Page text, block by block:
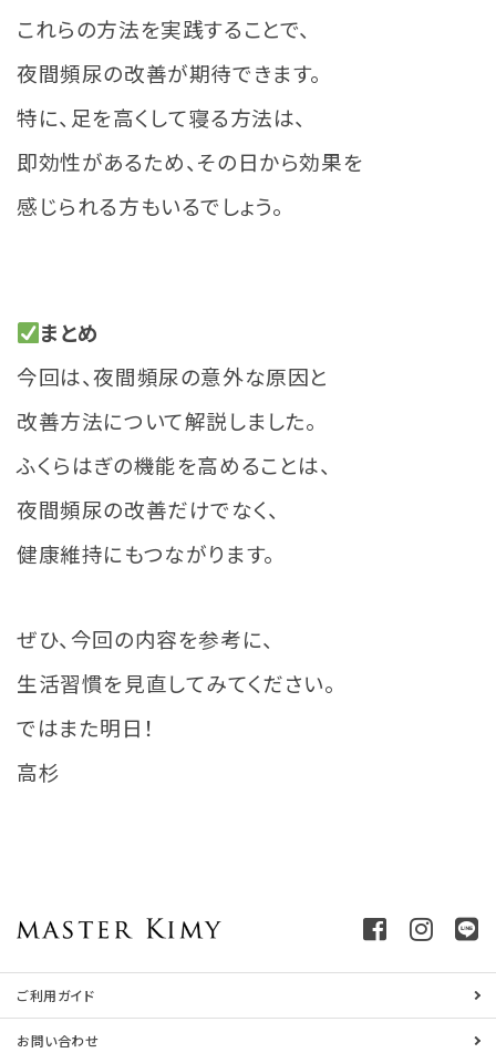
これらの方法を実践することで、
夜間頻尿の改善が期待できます。
特に、足を高くして寝る方法は、
即効性があるため、その日から効果を
感じられる方もいるでしょう。
まとめ
今回は、夜間頻尿の意外な原因と
改善方法について解説しました。
ふくらはぎの機能を高めることは、
夜間頻尿の改善だけでなく、
健康維持にもつながります。
ぜひ、今回の内容を参考に、
生活習慣を見直してみてください。
ではまた明日！
高杉
ご利用ガイド
お問い合わせ